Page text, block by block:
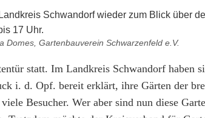
Domes, Gartenbauverein Schwarzenfeld e.V.
statt. Im Landkreis Schwandorf haben
i. d. Opf. bereit erklärt, ihre Gärten der
Besucher. Wer aber sind nun diese